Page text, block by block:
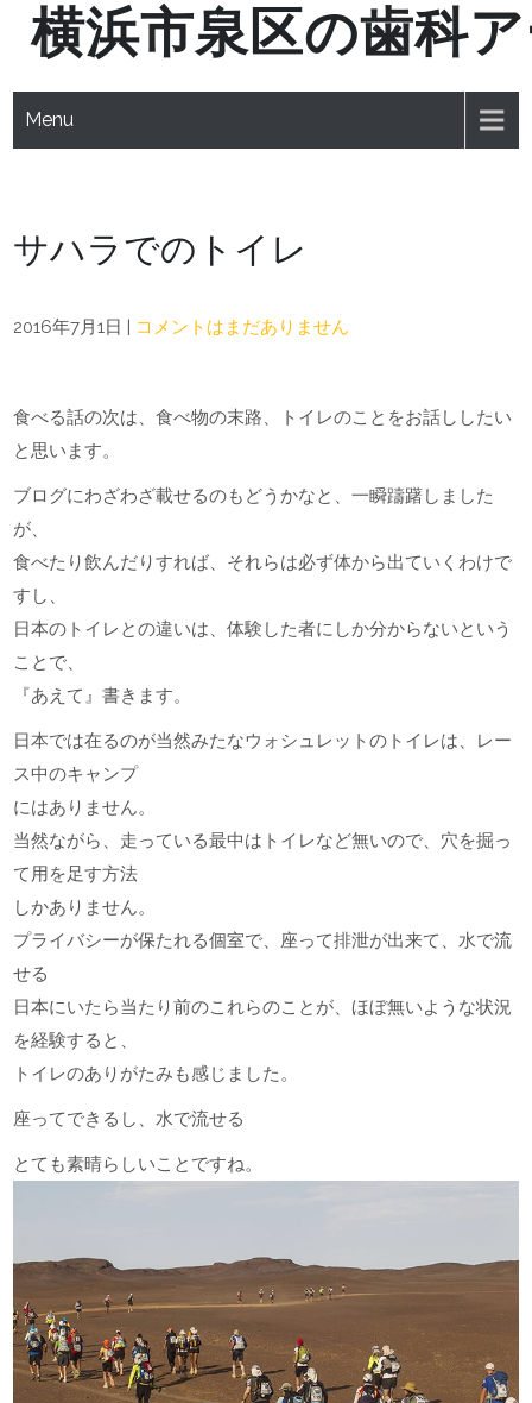
Skip横浜市泉区の歯科
Menu
サハラでのトイレ
2016年7月1日 | コメントはまだありません
食べる話の次は、食べ物の末路、トイレのことをお話ししたい
と思います。
ブログにわざわざ載せるのもどうかなと、一瞬躊躇しました
が、
食べたり飲んだりすれば、それらは必ず体から出ていくわけで
すし、
日本のトイレとの違いは、体験した者にしか分からないという
ことで、
『あえて』書きます。
日本では在るのが当然みたなウォシュレットのトイレは、レー
ス中のキャンプ
にはありません。
当然ながら、走っている最中はトイレなど無いので、穴を掘っ
て用を足す方法
しかありません。
プライバシーが保たれる個室で、座って排泄が出来て、水で流
せる
日本にいたら当たり前のこれらのことが、ほぼ無いような状況
を経験すると、
トイレのありがたみも感じました。
座ってできるし、水で流せる
とても素晴らしいことですね。